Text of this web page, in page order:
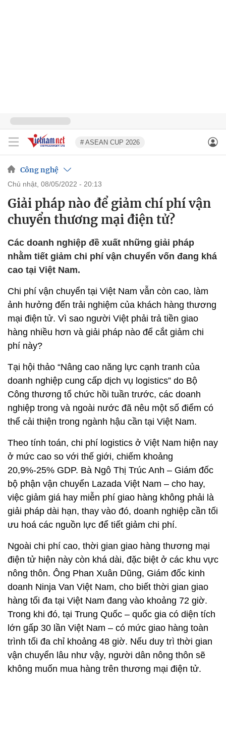
# ASEAN CUP 2026
Công nghệ
chủ nhật, 08/05/2022 - 20:13
Giải pháp nào để giảm chí phí vận
chuyển thương mại điện tử?
Các doanh nghiệp đề xuất những giải pháp
nhằm tiết giảm chi phí vận chuyển vốn đang khá
cao tại Việt Nam.
Chi phí vận chuyển tại Việt Nam vẫn còn cao, làm
ảnh hưởng đến trải nghiệm của khách hàng thương
mại điện tử. Vì sao người Việt phải trả tiền giao
hàng nhiều hơn và giải pháp nào để cắt giảm chi
phí này?
Tại hội thảo “Nâng cao năng lực cạnh tranh của
doanh nghiệp cung cấp dịch vụ logistics” do Bộ
Công thương tổ chức hồi tuần trước, các doanh
nghiệp trong và ngoài nước đã nêu một số điểm có
thể cải thiện trong ngành hậu cần tại Việt Nam.
Theo tính toán, chi phí logistics ở Việt Nam hiện nay
ở mức cao so với thế giới, chiếm khoảng
20,9%-25% GDP. Bà Ngô Thị Trúc Anh – Giám đốc
bộ phận vận chuyển Lazada Việt Nam – cho hay,
việc giảm giá hay miễn phí giao hàng không phải là
giải pháp dài hạn, thay vào đó, doanh nghiệp cần tối
ưu hoá các nguồn lực để tiết giảm chi phí.
Ngoài chi phí cao, thời gian giao hàng thương mại
điện tử hiện này còn khá dài, đặc biệt ở các khu vực
nông thôn. Ông Phan Xuân Dũng, Giám đốc kinh
doanh Ninja Van Việt Nam, cho biết thời gian giao
hàng tối đa tại Việt Nam đang vào khoảng 72 giờ.
Trong khi đó, tại Trung Quốc – quốc gia có diện tích
lớn gấp 30 lần Việt Nam – có mức giao hàng toàn
trình tối đa chỉ khoảng 48 giờ. Nếu duy trì thời gian
vận chuyển lâu như vậy, người dân nông thôn sẽ
không muốn mua hàng trên thương mại điện tử.